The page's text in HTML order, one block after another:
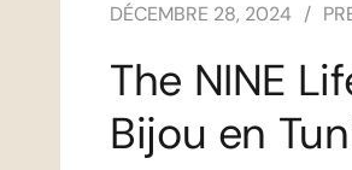
DÉCEMBRE 28, 2024
The NINE
Bijou en